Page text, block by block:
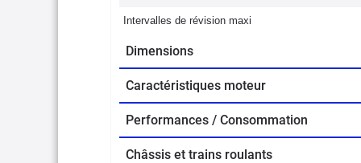
Intervalles de révision maxi
Dimensions
Caractéristiques moteur
Performances / Consommation
Châssis et trains roulants